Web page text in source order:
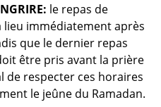
le repas de
immédiatement après
que le dernier repas
être pris avant la prière
de respecter ces horaires
le jeûne du Ramadan.